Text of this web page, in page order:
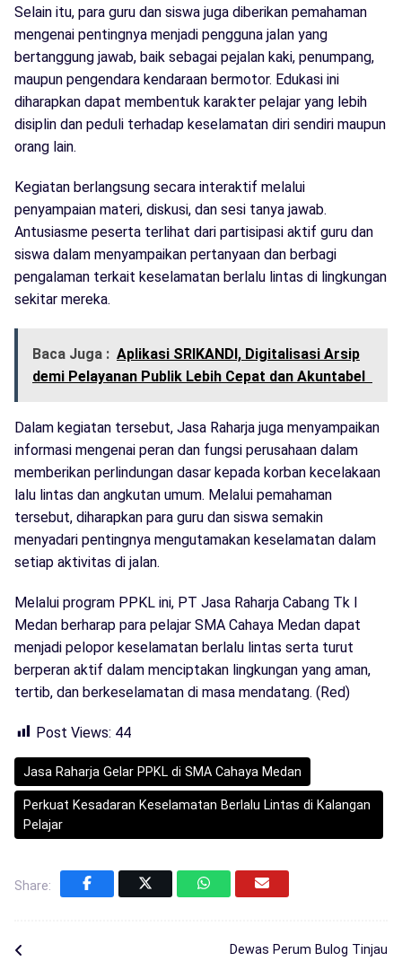
Selain itu, para guru dan siswa juga diberikan pemahaman
mengenai pentingnya menjadi pengguna jalan yang
bertanggung jawab, baik sebagai pejalan kaki, penumpang,
maupun pengendara kendaraan bermotor. Edukasi ini
diharapkan dapat membentuk karakter pelajar yang lebih
disiplin dan peduli terhadap keselamatan diri sendiri maupun
orang lain.
Kegiatan berlangsung secara interaktif melalui
penyampaian materi, diskusi, dan sesi tanya jawab.
Antusiasme peserta terlihat dari partisipasi aktif guru dan
siswa dalam menyampaikan pertanyaan dan berbagi
pengalaman terkait keselamatan berlalu lintas di lingkungan
sekitar mereka.
Baca Juga : Aplikasi SRIKANDI, Digitalisasi Arsip
demi Pelayanan Publik Lebih Cepat dan Akuntabel
Dalam kegiatan tersebut, Jasa Raharja juga menyampaikan
informasi mengenai peran dan fungsi perusahaan dalam
memberikan perlindungan dasar kepada korban kecelakaan
lalu lintas dan angkutan umum. Melalui pemahaman
tersebut, diharapkan para guru dan siswa semakin
menyadari pentingnya mengutamakan keselamatan dalam
setiap aktivitas di jalan.
Melalui program PPKL ini, PT Jasa Raharja Cabang Tk I
Medan berharap para pelajar SMA Cahaya Medan dapat
menjadi pelopor keselamatan berlalu lintas serta turut
berperan aktif dalam menciptakan lingkungan yang aman,
tertib, dan berkeselamatan di masa mendatang. (Red)
Post Views: 44
Jasa Raharja Gelar PPKL di SMA Cahaya Medan
Perkuat Kesadaran Keselamatan Berlalu Lintas di Kalangan
Pelajar
Share:
Dewas Perum Bulog Tinjau